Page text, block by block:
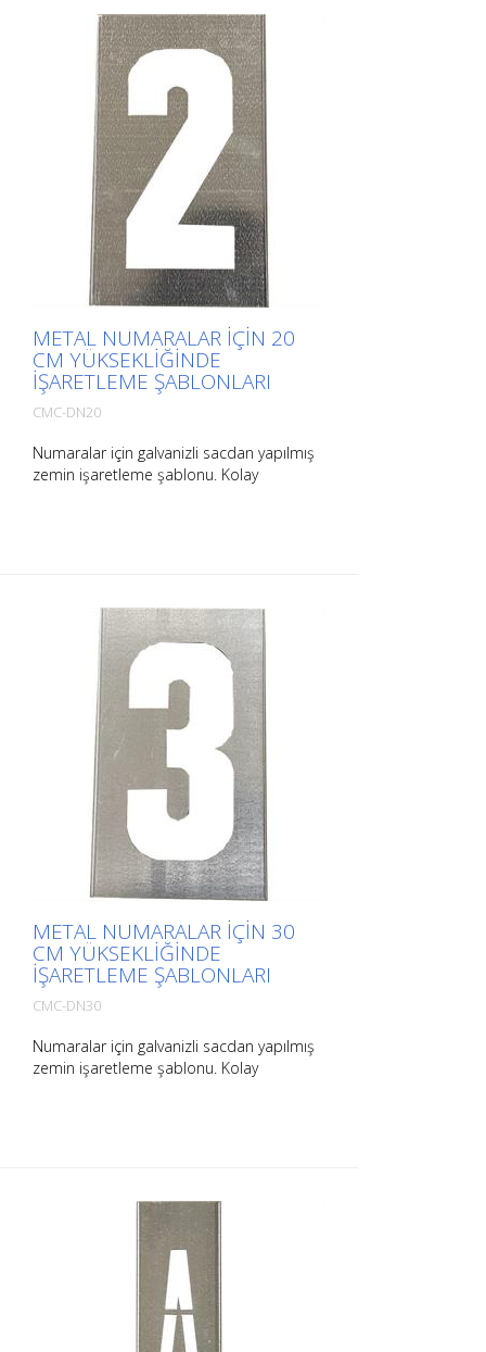
METAL NUMARALAR IÇIN 20
CM YÜKSEKLIĞINDE
IŞARETLEME ŞABLONLARI
CMC-DN20
Numaralar için galvanizli sacdan yapılmış
zemin işaretleme şablonu. Kolay
METAL NUMARALAR IÇIN 30
CM YÜKSEKLIĞINDE
IŞARETLEME ŞABLONLARI
CMC-DN30
Numaralar için galvanizli sacdan yapılmış
zemin işaretleme şablonu. Kolay